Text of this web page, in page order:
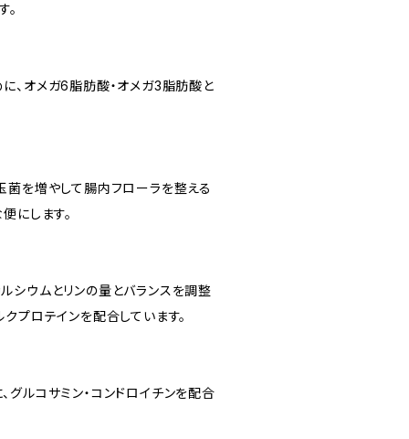
。
、オメガ6脂肪酸・オメガ3脂肪酸と
菌を増やして腸内フローラを整える
にします。
シウムとリンの量とバランスを調整
プロテインを配合しています。
ルコサミン・コンドロイチンを配合